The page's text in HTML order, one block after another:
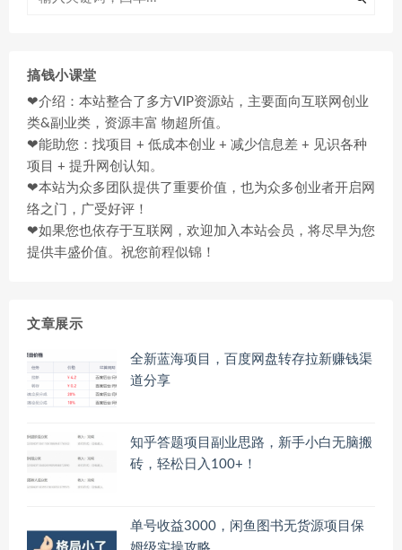
搞钱小课堂
❤介绍：本站整合了多方VIP资源站，主要面向互联网创业
类&副业类，资源丰富 物超所值。
❤能助您：找项目 + 低成本创业 + 减少信息差 + 见识各种
项目 + 提升网创认知。
❤本站为众多团队提供了重要价值，也为众多创业者开启网
络之门，广受好评！
❤如果您也依存于互联网，欢迎加入本站会员，将尽早为您
提供丰盛价值。祝您前程似锦！
文章展示
全新蓝海项目，百度网盘转存拉新赚钱渠
道分享
知乎答题项目副业思路，新手小白无脑搬
砖，轻松日入100+！
单号收益3000，闲鱼图书无货源项目保